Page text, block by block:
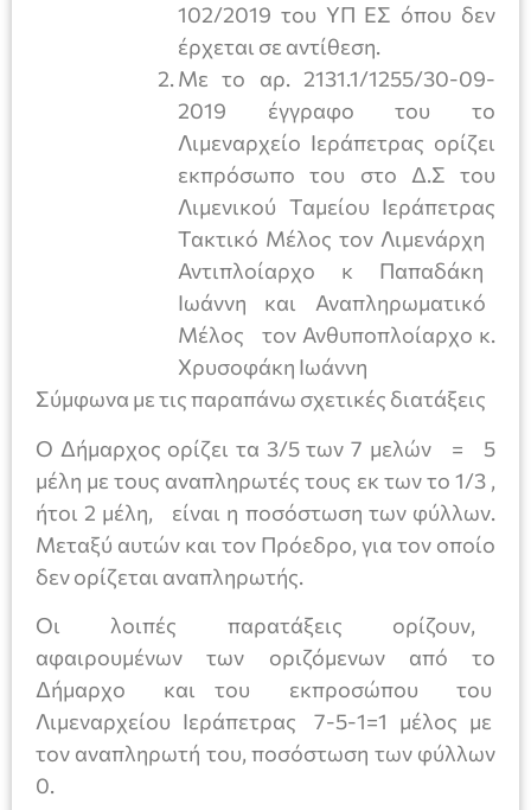
102/2019 του ΥΠ ΕΣ όπου δεν
έρχεται σε αντίθεση.
Με το αρ. 2131.1/1255/30-09-
2019 έγγραφο του το
Λιμεναρχείο Ιεράπετρας ορίζει
εκπρόσωπο του στο Δ.Σ του
Λιμενικού Ταμείου Ιεράπετρας
Τακτικό Μέλος τον Λιμενάρχη
Αντιπλοίαρχο κ Παπαδάκη
Ιωάννη και Αναπληρωματικό
Μέλος τον Ανθυποπλοίαρχο κ.
Χρυσοφάκη Ιωάννη
Σύμφωνα με τις παραπάνω σχετικές διατάξεις
Ο Δήμαρχος ορίζει τα 3/5 των 7 μελών = 5
μέλη με τους αναπληρωτές τους εκ των το 1/3 ,
ήτοι 2 μέλη, είναι η ποσόστωση των φύλλων.
Μεταξύ αυτών και τον Πρόεδρο, για τον οποίο
δεν ορίζεται αναπληρωτής.
Οι λοιπές παρατάξεις ορίζουν,
αφαιρουμένων των οριζόμενων από το
Δήμαρχο και του εκπροσώπου του
Λιμεναρχείου Ιεράπετρας 7-5-1=1 μέλος με
τον αναπληρωτή του, ποσόστωση των φύλλων
0.